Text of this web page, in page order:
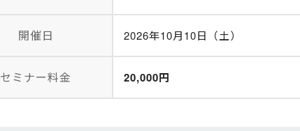
開催日 2026年10月10日（土）
セミナー料金 20,000円